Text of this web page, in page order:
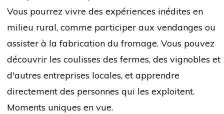
Vous pourrez vivre des expériences inédites en
milieu rural, comme participer aux vendanges ou
assister à la fabrication du fromage. Vous pouvez
découvrir les coulisses des fermes, des vignobles et
d'autres entreprises locales, et apprendre
directement des personnes qui les exploitent.
Moments uniques en vue.